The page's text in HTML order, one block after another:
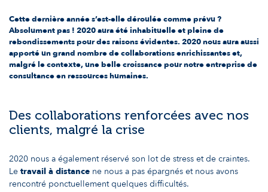
Cette dernière année s’est-elle déroulée comme prévu ?
Absolument pas ! 2020 aura été inhabituelle et pleine de
rebondissements pour des raisons évidentes. 2020 nous aura aussi
apporté un grand nombre de collaborations enrichissantes et,
malgré le contexte, une belle croissance pour notre entreprise de
consultance en ressources humaines.
Des collaborations renforcées avec nos
clients, malgré la crise
2020 nous a également réservé son lot de stress et de craintes.
Le travail à distance ne nous a pas épargnés et nous avons
rencontré ponctuellement quelques difficultés.